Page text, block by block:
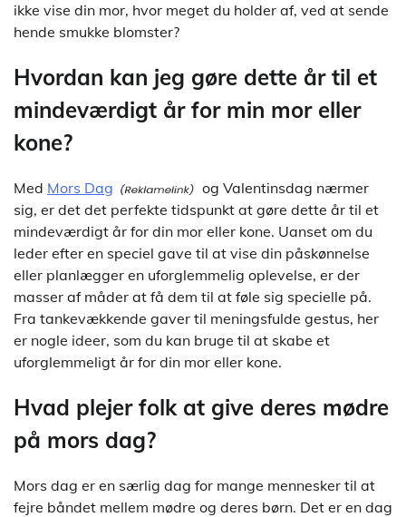
ikke vise din mor, hvor meget du holder af, ved at sende
hende smukke blomster?
Hvordan kan jeg gøre dette år til et
mindeværdigt år for min mor eller
kone?
Med Mors Dag
og Valentinsdag nærmer
sig, er det det perfekte tidspunkt at gøre dette år til et
mindeværdigt år for din mor eller kone. Uanset om du
leder efter en speciel gave til at vise din påskønnelse
eller planlægger en uforglemmelig oplevelse, er der
masser af måder at få dem til at føle sig specielle på.
Fra tankevækkende gaver til meningsfulde gestus, her
er nogle ideer, som du kan bruge til at skabe et
uforglemmeligt år for din mor eller kone.
Hvad plejer folk at give deres mødre
på mors dag?
Mors dag er en særlig dag for mange mennesker til at
fejre båndet mellem mødre og deres børn. Det er en dag